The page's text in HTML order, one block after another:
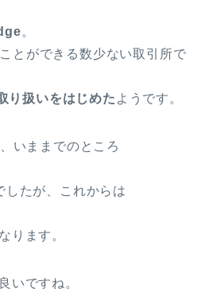
。
とができる数少ない取引所で
り扱いをはじめた ようです。
いままでのところ
したが、これからは
ります。
いですね。